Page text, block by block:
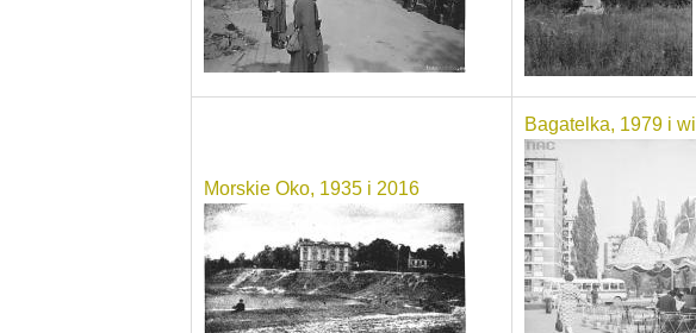
Morskie Oko, 1935 i 2016
Bagatelka, 1979 i